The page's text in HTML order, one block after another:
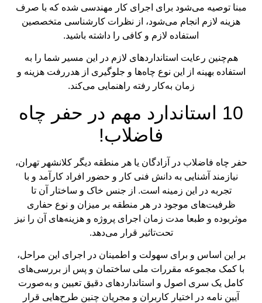
مبنا توصیه می‌شود برای اجرای کار مهندسی شده که با صرف
هزینه لازم انجام می‌شود، از نظرات کارشناسی متخصصین
استفاده لازم و کافی را داشته باشید.
هم‌چنین رعایت استانداردهای لازم در این مسیر شما را به
استفاده بهینه از این نوع چاه‌ها و جلوگیری از هدررفت هزینه و
زمان به‌کار رفته راهنمایی می‌کند.
10 استاندارد مهم در حفر چاه
فاضلاب!
حفر چاه فاضلاب در آزادگان یا هر منطقه دیگر کلانشهر تهران،
نیازمند آشنایی به دانش فنی کار و حضور افراد کارآمد و با
تجربه در این زمینه است. از جنس خاک و ساختار آن تا
ظرفیت‌های موجود در هر منطقه بر میزان و نوع حفاری
موثربوده و طبعا مدت زمان اجرای پروژه و هزینه‌های آن را نیز
تحت‌تاثیر قرار می‌دهد.
بر این اساس و برای سهولت و اطمینان در اجرای این مراحل،
با کمک مجموعه مقررات ملی ساختمان و پس از بررسی‌های
کامل یک سری اصول و استانداردهای دقیق تعیین و به‌صورت
آیین نامه در اختیار کاربران و مجریان چنین طرح‌هایی قرار